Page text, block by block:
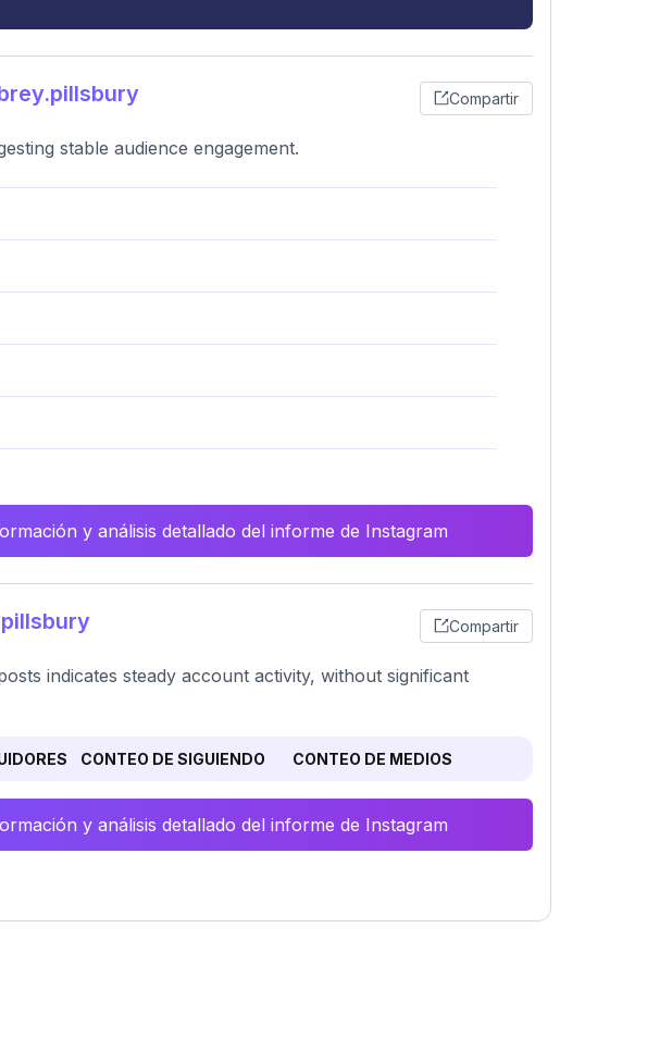
Compartir
stable audience engagement.
y análisis detallado del informe de Instagram
Compartir
indicates steady account activity, without significant
CONTEO DE SIGUIENDO CONTEO DE MEDIOS
y análisis detallado del informe de Instagram